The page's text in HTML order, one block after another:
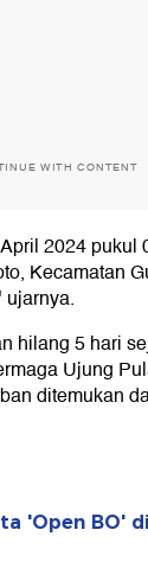
WITH CONTENT
2024 pukul
Kecamatan
ujarnya.
hilang 5 hari
Ujung
ditemukan
'Open BO'